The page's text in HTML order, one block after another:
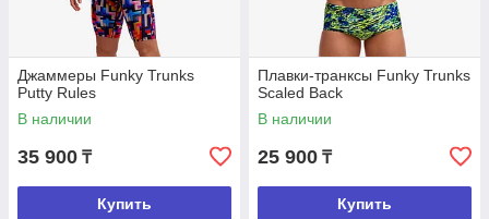
Джаммеры Funky Trunks
Putty Rules
В наличии
35 900 ₸
Купить
Плавки-транксы Funky Trunks
Scaled Back
В наличии
25 900 ₸
Купить